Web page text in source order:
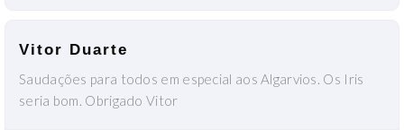
Vitor Duarte
Saudações para todos em especial aos Algarvios. Os Iris
seria bom. Obrigado Vitor